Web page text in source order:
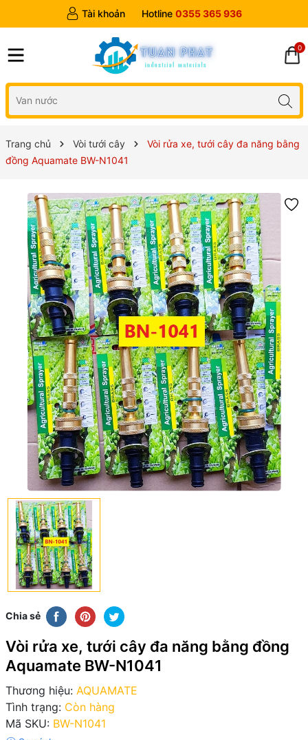
Tài khoản Hotline 0355 365 936
0
Trang chủ Vòi tưới cây
Vòi rửa xe, tưới cây đa năng bằng
đồng Aquamate BW-N1041
Chia sẻ
Vòi rửa xe, tưới cây đa năng bằng đồng
Aquamate BW-N1041
Thương hiệu: AQUAMATE
Tình trạng: Còn hàng
Mã SKU: BW-N1041